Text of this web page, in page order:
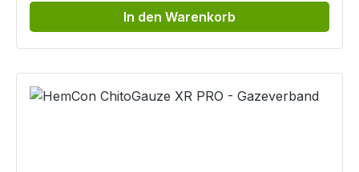
In den Warenkorb